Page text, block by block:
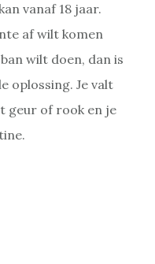
vanaf 18 jaar.
af wilt komen
wilt doen, dan is
oplossing. Je valt
geur of rook en je